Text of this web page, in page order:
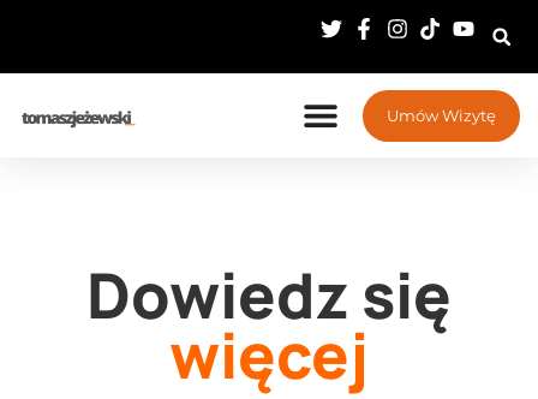
Umów Wizytę
Dowiedz się
więcej